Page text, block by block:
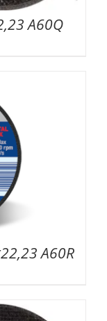
A60Q
A60R